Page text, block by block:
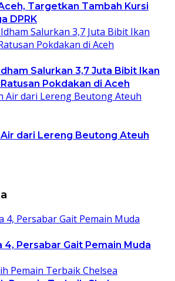
Targetkan Tambah Kursi
DPRK
Salurkan 3,7 Juta Bibit Ikan
Pokdakan di Aceh
dari Lereng Beutong Ateuh
Persabar Gait Pemain Muda